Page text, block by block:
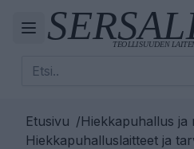
Etusivu /Hiekkapuhallus ja
Hiekkapuhalluslaitteet ja